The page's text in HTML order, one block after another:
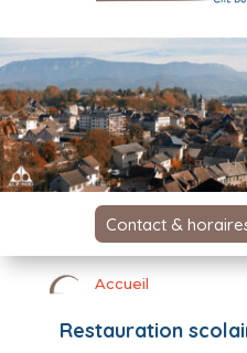
Contact &
Accueil
Restauration